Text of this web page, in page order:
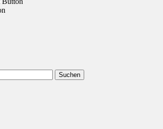
Suchen